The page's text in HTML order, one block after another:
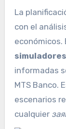
La
con el
económicos.
informadas
MTS Banco.
escenarios
cualquier